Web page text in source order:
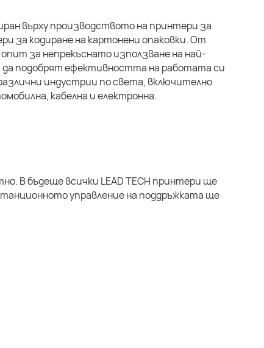
върху производството на принтери за
за кодиране на картонени опаковки. От
за непрекъснато използване на най-
да подобрят ефективността на работата си
индустрии по света, включително
кабелна и електронна.
В бъдеще всички LEAD TECH принтери ще
управление на поддръжката ще